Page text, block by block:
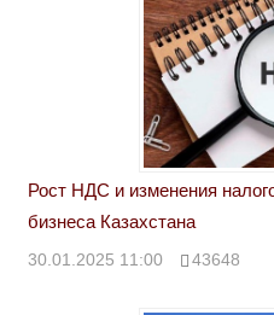
Рост НДС и изменения
бизнеса Казахстана
30.01.2025 11:00 43648